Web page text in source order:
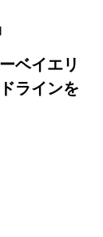
ベイエリ
ラインを